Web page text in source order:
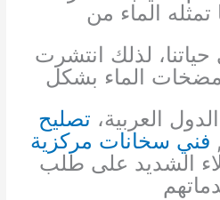
تمثله الماء من
لذلك انتشرت
الماء بشكل
العربية، تصليح
, فني سخانات مركزية
الشديد على طلب